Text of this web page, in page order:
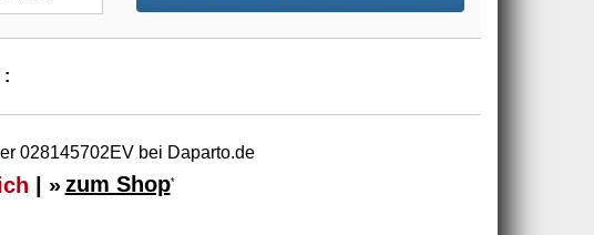
028145702EV bei Daparto.de
| » zum Shop*